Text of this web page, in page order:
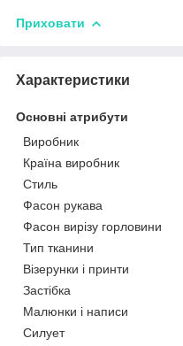
Приховати
Характеристики
Основні атрибути
Виробник
Країна виробник
Стиль
Фасон рукава
Фасон вирізу горловини
Тип тканини
Візерунки і принти
Застібка
Малюнки і написи
Силует